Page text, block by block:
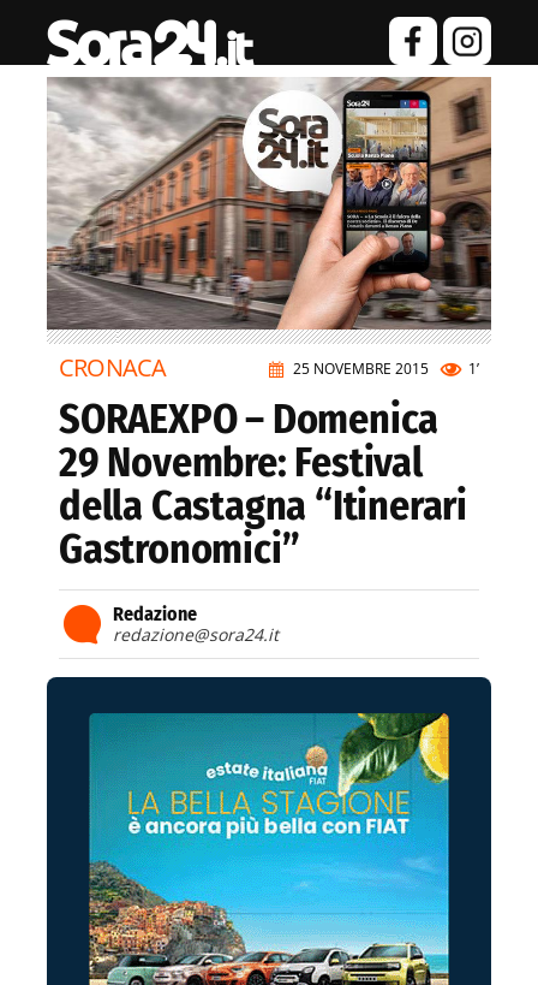
25 NOVEMBRE 2015 1’
CRONACA
SORAEXPO – Domenica
29 Novembre: Festival
della Castagna “Itinerari
Gastronomici”
Redazione
redazione@sora24.it